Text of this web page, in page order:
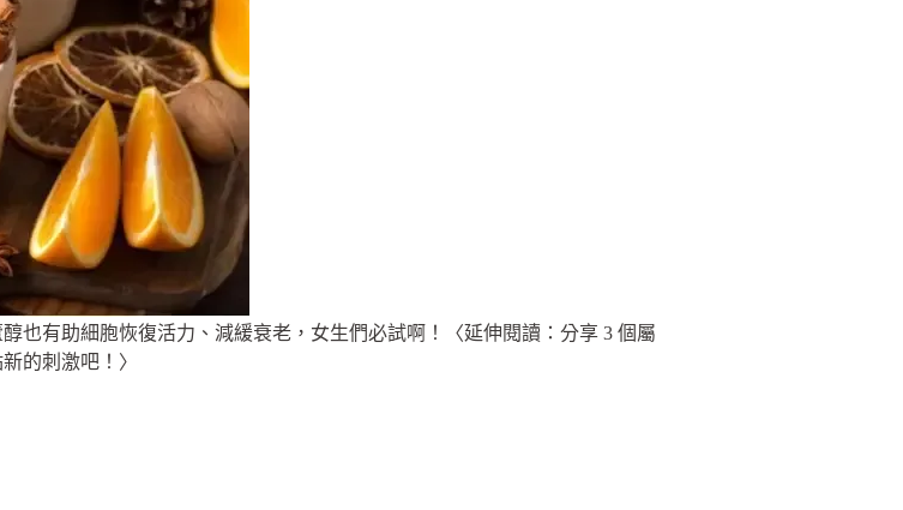
也有助細胞恢復活力、減緩衰老，女生們必試啊！〈延伸閱讀：分享 3 個屬
的刺激吧！〉